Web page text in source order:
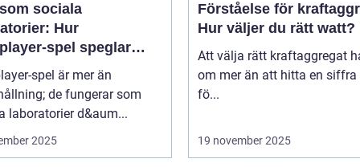
sociala
Hur
spel speglar
beteende
spel är mer än
de fungerar som
laboratorier d&aum...
2025
Förståelse för
Hur väljer du rätt watt?
Att välja rätt kraftaggregat
om mer än att hitta en siffra
fö...
19 november 2025